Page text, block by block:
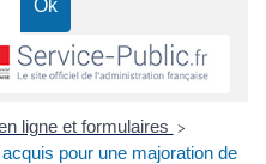
ligne et formulaires >
pour une majoration de